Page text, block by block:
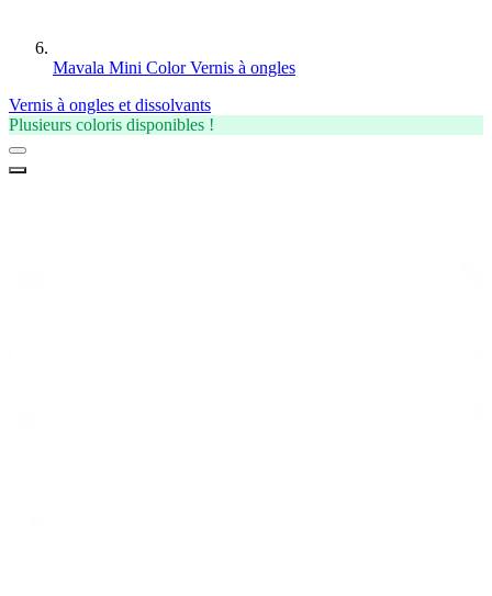
Mavala Mini Color Vernis à ongles
Vernis à ongles et dissolvants
Plusieurs coloris disponibles !